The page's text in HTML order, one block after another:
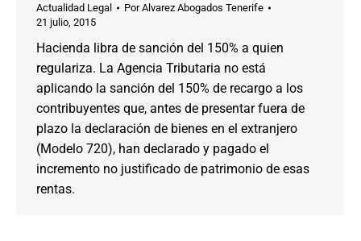
Actualidad Legal PorAlvarez Abogados Tenerife
21 julio, 2015
Hacienda libra de sanción del 150% a quien
regulariza. La Agencia Tributaria no está
aplicando la sanción del 150% de recargo a los
contribuyentes que, antes de presentar fuera de
plazo la declaración de bienes en el extranjero
(Modelo 720), han declarado y pagado el
incremento no justificado de patrimonio de esas
rentas.